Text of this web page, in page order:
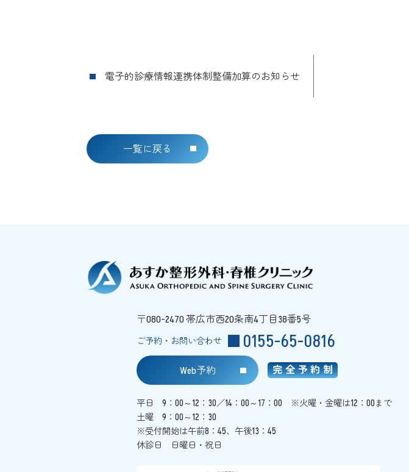
電子的診療情報連携体制整備加算のお知らせ
一覧に戻る
〒080-2470 帯広市西20条南4丁目38番5号
ご予約・お問い合わせ 0155-65-0816
Web予約 完全予約制
平日 9：00～12：30／14：00～17：00 ※火曜・金曜は12：00まで
土曜 9：00～12：30
※受付開始は午前8：45、午後13：45
休診日 日曜日・祝日